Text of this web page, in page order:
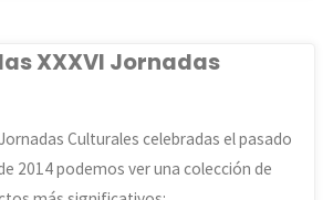
XXXVI Jornadas
Culturales celebradas el pasado
2014 podemos ver una colección de